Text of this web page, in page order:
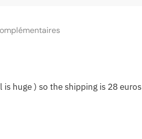
huge ) so the shipping is 28 euros